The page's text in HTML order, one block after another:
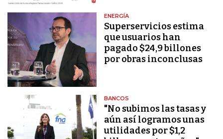
ENERGÍA
Superservicios estima
que usuarios han
pagado $24,9 billones
por obras inconclusas
BANCOS
"No subimos las tasas y
aún así logramos unas
utilidades por $1,2